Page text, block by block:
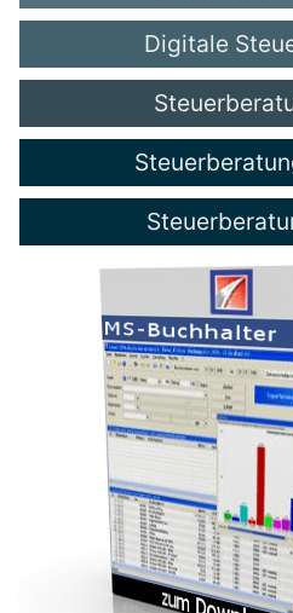
Digitale